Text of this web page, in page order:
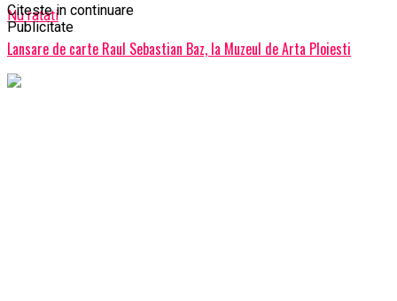
Nu ratati
Lansare de carte Raul Sebastian Baz, la Muzeul de Arta Ploiesti
Citeste in continuare
Publicitate